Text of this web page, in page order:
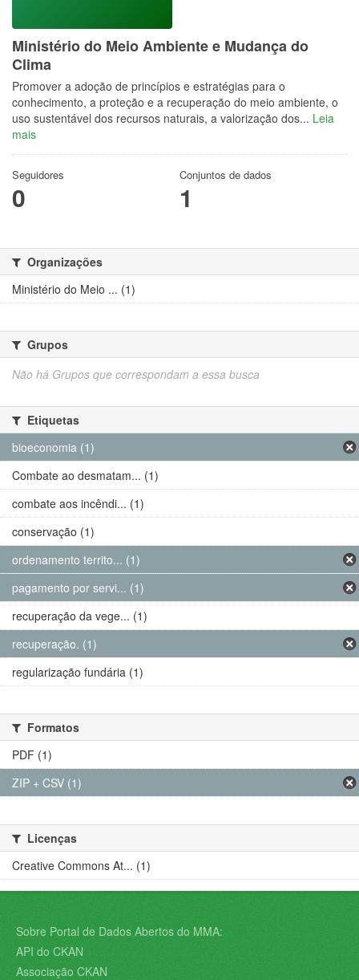
Ministério do Meio Ambiente e Mudança do
Clima
Promover a adoção de princípios e estratégias para o
conhecimento, a proteção e a recuperação do meio ambiente, o
uso sustentável dos recursos naturais, a valorização dos... Leia
mais
Seguidores
0
Conjuntos de dados
1
Organizações
Ministério do Meio ... (1)
Grupos
Não há Grupos que correspondam a essa busca
Etiquetas
bioeconomia (1)
Combate ao desmatam... (1)
combate aos incêndi... (1)
conservação (1)
ordenamento territo... (1)
pagamento por servi... (1)
recuperação da vege... (1)
recuperação. (1)
regularização fundária (1)
Formatos
PDF (1)
ZIP + CSV (1)
Licenças
Creative Commons At... (1)
Sobre Portal de Dados Abertos do MMA:
API do CKAN
Associação CKAN